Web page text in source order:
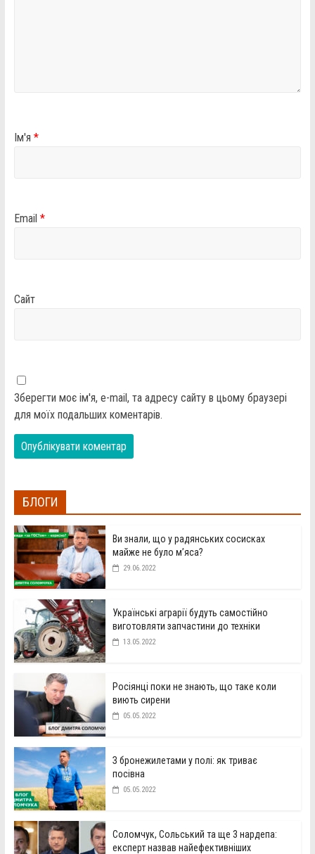
Ім'я *
Email *
Сайт
Зберегти моє ім'я, e-mail, та адресу сайту в цьому браузері
для моїх подальших коментарів.
БЛОГИ
Ви знали, що у радянських сосисках
майже не було м’яса?
29.06.2022
Українські аграрії будуть самостійно
виготовляти запчастини до техніки
13.05.2022
Росіянці поки не знають, що таке коли
виють сирени
05.05.2022
З бронежилетами у полі: як триває
посівна
05.05.2022
Соломчук, Сольський та ще 3 нардепа:
експерт назвав найефективніших